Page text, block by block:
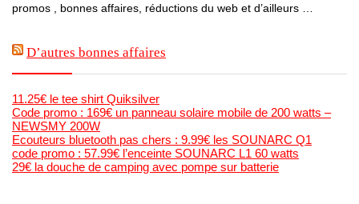
promos , bonnes affaires, réductions du web et d’ailleurs …
D’autres bonnes affaires
11.25€ le tee shirt Quiksilver
Code promo : 169€ un panneau solaire mobile de 200 watts –
NEWSMY 200W
Ecouteurs bluetooth pas chers : 9.99€ les SOUNARC Q1
code promo : 57.99€ l’enceinte SOUNARC L1 60 watts
29€ la douche de camping avec pompe sur batterie